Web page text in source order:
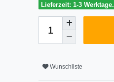
Lieferzeit: 1-3 Werktage.
Wunschliste